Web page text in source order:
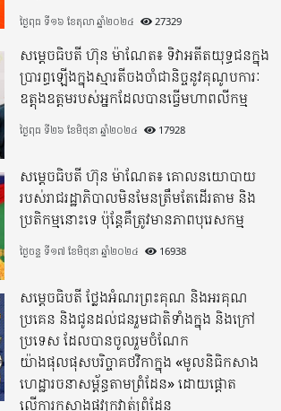
ថ្ងៃពុធ ទី១៦ ខែតុលា ឆ្នាំ២០២៤ 27329
សម្តេចធិបតី ហ៊ុន ម៉ាណែត៖ ទិវាអតីតយុទ្ធជនក្នុង
ប្រារព្ធឡើងក្នុងស្មារតីចងចាំជានិច្ចនូវគុណូបការៈ
ឧត្តុងឧត្តមរបស់អ្នកដែលបានធ្វើមហាពលីកម្ម
ថ្ងៃពុធ ទី២៦ ខែមិថុនា ឆ្នាំ២០២៤ 17928
សម្តេចធិបតី ហ៊ុន ម៉ាណែត៖ គោលនយោបាយ
របស់រាជរដ្ឋាភិបាលមិនមែនត្រឹមតែដើរតាម និង
ប្រតិកម្មនោះទេ ប៉ុន្តែគឺត្រូវមានភាពបុរេសកម្ម
ថ្ងៃចន្ទ ទី១៧ ខែមិថុនា ឆ្នាំ២០២៤ 16938
សម្តេចធិបតី ថ្លែងអំណរព្រះគុណ និងអរគុណ
ប្រគេន និងជូនដល់ជនរួមជាតិទាំងក្នុង​ និងក្រៅ
ប្រទេស​ ដែលបានចូលរួមចំណែក
យ៉ាងផុលផុសបរិច្ចាគថវិកាក្នុង «មូលនិធិកសាង
ហេដ្ឋារចនាសម្ព័ន្ធតាមព្រំដែន» ដោយផ្ដោត
លើការកសាងផ្លូវក្រវាត់ព្រំដែន